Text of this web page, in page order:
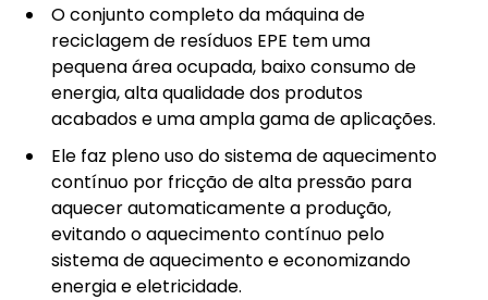
O conjunto completo da máquina de
reciclagem de resíduos EPE tem uma
pequena área ocupada, baixo consumo de
energia, alta qualidade dos produtos
acabados e uma ampla gama de aplicações.
Ele faz pleno uso do sistema de aquecimento
contínuo por fricção de alta pressão para
aquecer automaticamente a produção,
evitando o aquecimento contínuo pelo
sistema de aquecimento e economizando
energia e eletricidade.